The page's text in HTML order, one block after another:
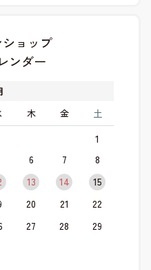
ョップ
ンダー
木 金 土
1
6 7
8
13 14
15
20 21
22
27 28
29